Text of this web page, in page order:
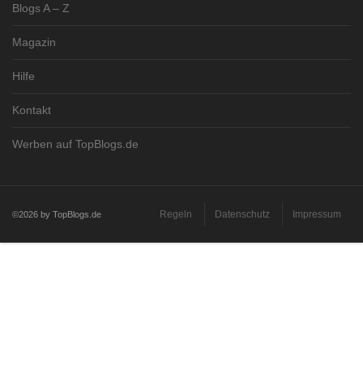
Blogs A – Z
Magazin
Hilfe
Kontakt
Werben auf TopBlogs.de
©2026 by TopBlogs.de Regeln Datenschutz Impressum